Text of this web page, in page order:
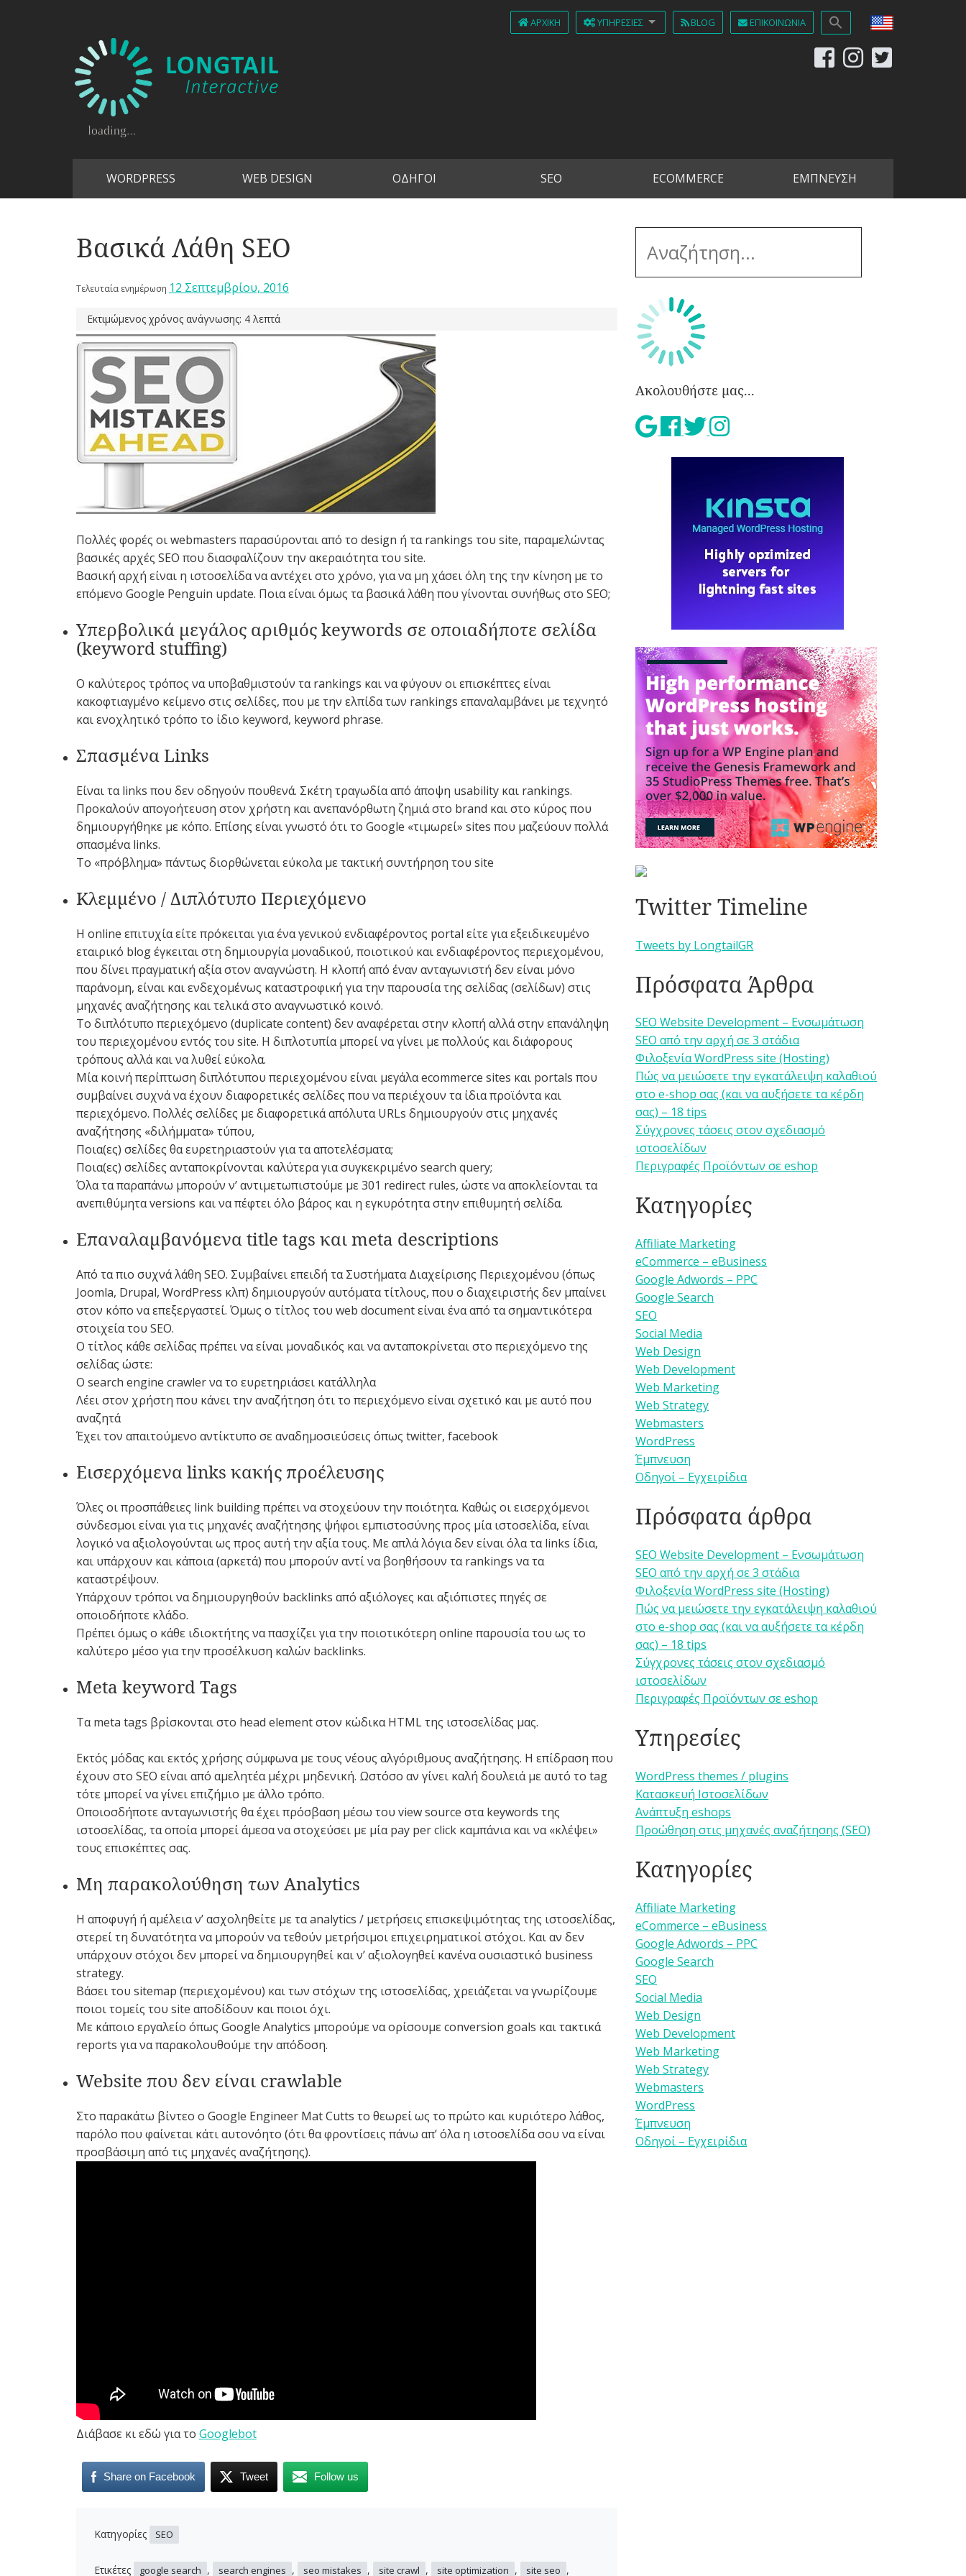
ΑΡΧΙΚΉ ΥΠΗΡΕΣΊΕΣ BLOG ΕΠΙΚΟΙΝΩΝΊΑ
WORDPRESS WEB DESIGN ΟΔΗΓΟΙ SEO ECOMMERCE ΕΜΠΝΕΥΣΗ
Βασικά Λάθη SEO
Τελευταία ενημέρωση 12 Σεπτεμβρίου, 2016
Εκτιμώμενος χρόνος ανάγνωσης: 4 λεπτά
Πολλές φορές οι webmasters παρασύρονται από το design ή τα rankings του site, παραμελώντας
βασικές αρχές SEO που διασφαλίζουν την ακεραιότητα του site.
Βασική αρχή είναι η ιστοσελίδα να αντέχει στο χρόνο, για να μη χάσει όλη της την κίνηση με το
επόμενο Google Penguin update. Ποια είναι όμως τα βασικά λάθη που γίνονται συνήθως στο SEO;
Υπερβολικά μεγάλος αριθμός keywords σε οποιαδήποτε σελίδα
(keyword stuffing)
Ο καλύτερος τρόπος να υποβαθμιστούν τα rankings και να φύγουν οι επισκέπτες είναι
κακοφτιαγμένο κείμενο στις σελίδες, που με την ελπίδα των rankings επαναλαμβάνει με τεχνητό
και ενοχλητικό τρόπο το ίδιο keyword, keyword phrase.
Σπασμένα Links
Είναι τα links που δεν οδηγούν πουθενά. Σκέτη τραγωδία από άποψη usability και rankings.
Προκαλούν απογοήτευση στον χρήστη και ανεπανόρθωτη ζημιά στο brand και στο κύρος που
δημιουργήθηκε με κόπο. Επίσης είναι γνωστό ότι το Google «τιμωρεί» sites που μαζεύουν πολλά
σπασμένα links.
Το «πρόβλημα» πάντως διορθώνεται εύκολα με τακτική συντήρηση του site
Κλεμμένο / Διπλότυπο Περιεχόμενο
Η online επιτυχία είτε πρόκειται για ένα γενικού ενδιαφέροντος portal είτε για εξειδικευμένο
εταιρικό blog έγκειται στη δημιουργία μοναδικού, ποιοτικού και ενδιαφέροντος περιεχομένου,
που δίνει πραγματική αξία στον αναγνώστη. Η κλοπή από έναν ανταγωνιστή δεν είναι μόνο
παράνομη, είναι και ενδεχομένως καταστροφική για την παρουσία της σελίδας (σελίδων) στις
μηχανές αναζήτησης και τελικά στο αναγνωστικό κοινό.
Το διπλότυπο περιεχόμενο (duplicate content) δεν αναφέρεται στην κλοπή αλλά στην επανάληψη
του περιεχομένου εντός του site. Η διπλοτυπία μπορεί να γίνει με πολλούς και διάφορους
τρόπους αλλά και να λυθεί εύκολα.
Μία κοινή περίπτωση διπλότυπου περιεχομένου είναι μεγάλα ecommerce sites και portals που
συμβαίνει συχνά να έχουν διαφορετικές σελίδες που να περιέχουν τα ίδια προϊόντα και
περιεχόμενο. Πολλές σελίδες με διαφορετικά απόλυτα URLs δημιουργούν στις μηχανές
αναζήτησης «διλήμματα» τύπου,
Ποια(ες) σελίδες θα ευρετηριαστούν για τα αποτελέσματα;
Ποια(ες) σελίδες ανταποκρίνονται καλύτερα για συγκεκριμένο search query;
Όλα τα παραπάνω μπορούν ν’ αντιμετωπιστούμε με 301 redirect rules, ώστε να αποκλείονται τα
ανεπιθύμητα versions και να πέφτει όλο βάρος και η εγκυρότητα στην επιθυμητή σελίδα.
Επαναλαμβανόμενα title tags και meta descriptions
Από τα πιο συχνά λάθη SEO. Συμβαίνει επειδή τα Συστήματα Διαχείρισης Περιεχομένου (όπως
Joomla, Drupal, WordPress κλπ) δημιουργούν αυτόματα τίτλους, που ο διαχειριστής δεν μπαίνει
στον κόπο να επεξεργαστεί. Όμως ο τίτλος του web document είναι ένα από τα σημαντικότερα
στοιχεία του SEO.
Ο τίτλος κάθε σελίδας πρέπει να είναι μοναδικός και να ανταποκρίνεται στο περιεχόμενο της
σελίδας ώστε:
Ο search engine crawler να το ευρετηριάσει κατάλληλα
Λέει στον χρήστη που κάνει την αναζήτηση ότι το περιεχόμενο είναι σχετικό και με αυτό που
αναζητά
Έχει τον απαιτούμενο αντίκτυπο σε αναδημοσιεύσεις όπως twitter, facebook
Εισερχόμενα links κακής προέλευσης
Όλες οι προσπάθειες link building πρέπει να στοχεύουν την ποιότητα. Καθώς οι εισερχόμενοι
σύνδεσμοι είναι για τις μηχανές αναζήτησης ψήφοι εμπιστοσύνης προς μία ιστοσελίδα, είναι
λογικό να αξιολογούνται ως προς αυτή την αξία τους. Με απλά λόγια δεν είναι όλα τα links ίδια,
και υπάρχουν και κάποια (αρκετά) που μπορούν αντί να βοηθήσουν τα rankings να τα
καταστρέψουν.
Υπάρχουν τρόποι να δημιουργηθούν backlinks από αξιόλογες και αξιόπιστες πηγές σε
οποιοδήποτε κλάδο.
Πρέπει όμως ο κάθε ιδιοκτήτης να πασχίζει για την ποιοτικότερη online παρουσία του ως το
καλύτερο μέσο για την προσέλκυση καλών backlinks.
Meta keyword Tags
Τα meta tags βρίσκονται στο head element στον κώδικα HTML της ιστοσελίδας μας.
Εκτός μόδας και εκτός χρήσης σύμφωνα με τους νέους αλγόριθμους αναζήτησης. Η επίδραση που
έχουν στο SEO είναι από αμελητέα μέχρι μηδενική. Ωστόσο αν γίνει καλή δουλειά με αυτό το tag
τότε μπορεί να γίνει επιζήμιο με άλλο τρόπο.
Οποιοσδήποτε ανταγωνιστής θα έχει πρόσβαση μέσω του view source στα keywords της
ιστοσελίδας, τα οποία μπορεί άμεσα να στοχεύσει με μία pay per click καμπάνια και να «κλέψει»
τους επισκέπτες σας.
Μη παρακολούθηση των Analytics
Η αποφυγή ή αμέλεια ν’ ασχοληθείτε με τα analytics / μετρήσεις επισκεψιμότητας της ιστοσελίδας,
στερεί τη δυνατότητα να μπορούν να τεθούν μετρήσιμοι επιχειρηματικοί στόχοι. Και αν δεν
υπάρχουν στόχοι δεν μπορεί να δημιουργηθεί και ν’ αξιολογηθεί κανένα ουσιαστικό business
strategy.
Βάσει του sitemap (περιεχομένου) και των στόχων της ιστοσελίδας, χρειάζεται να γνωρίζουμε
ποιοι τομείς του site αποδίδουν και ποιοι όχι.
Με κάποιο εργαλείο όπως Google Analytics μπορούμε να ορίσουμε conversion goals και τακτικά
reports για να παρακολουθούμε την απόδοση.
Website που δεν είναι crawlable
Στο παρακάτω βίντεο ο Google Engineer Mat Cutts το θεωρεί ως το πρώτο και κυριότερο λάθος,
παρόλο που φαίνεται κάτι αυτονόητο (ότι θα φροντίσεις πάνω απ’ όλα η ιστοσελίδα σου να είναι
προσβάσιμη από τις μηχανές αναζήτησης).
Διάβασε κι εδώ για το Googlebot
Share on Facebook Tweet Follow us
Κατηγορίες SEO
Ετικέτες google search , search engines , seo mistakes , site crawl , site optimization , site seo ,
Ακολουθήστε μας...
Twitter Timeline
Tweets by LongtailGR
Πρόσφατα Άρθρα
SEO Website Development – Ενσωμάτωση
SEO από την αρχή σε 3 στάδια
Φιλοξενία WordPress site (Hosting)
Πώς να μειώσετε την εγκατάλειψη καλαθιού
στο e-shop σας (και να αυξήσετε τα κέρδη
σας) – 18 tips
Σύγχρονες τάσεις στον σχεδιασμό
ιστοσελίδων
Περιγραφές Προϊόντων σε eshop
Κατηγορίες
Affiliate Marketing
eCommerce – eBusiness
Google Adwords – PPC
Google Search
SEO
Social Media
Web Design
Web Development
Web Marketing
Web Strategy
Webmasters
WordPress
Έμπνευση
Οδηγοί – Εγχειρίδια
Πρόσφατα άρθρα
SEO Website Development – Ενσωμάτωση
SEO από την αρχή σε 3 στάδια
Φιλοξενία WordPress site (Hosting)
Πώς να μειώσετε την εγκατάλειψη καλαθιού
στο e-shop σας (και να αυξήσετε τα κέρδη
σας) – 18 tips
Σύγχρονες τάσεις στον σχεδιασμό
ιστοσελίδων
Περιγραφές Προϊόντων σε eshop
Υπηρεσίες
WordPress themes / plugins
Κατασκευή Ιστοσελίδων
Ανάπτυξη eshops
Προώθηση στις μηχανές αναζήτησης (SEO)
Κατηγορίες
Affiliate Marketing
eCommerce – eBusiness
Google Adwords – PPC
Google Search
SEO
Social Media
Web Design
Web Development
Web Marketing
Web Strategy
Webmasters
WordPress
Έμπνευση
Οδηγοί – Εγχειρίδια